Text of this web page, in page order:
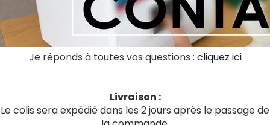
Je réponds à toutes vos questions : cliquez ici
Livraison :
Le colis sera expédié dans les 2 jours après le passage de